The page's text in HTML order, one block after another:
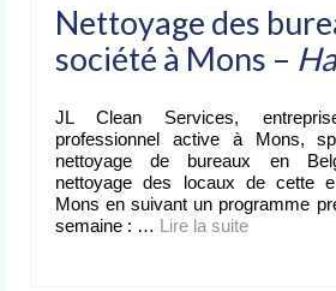
Nettoyage des
société à Mons –
JL Clean Services,
professionnel active à Mons,
nettoyage de bureaux en
nettoyage des locaux de cette
Mons en suivant un programme
semaine : … Lire la suite­­